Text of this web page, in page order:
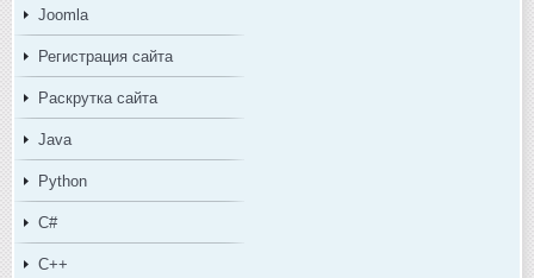
Joomla
Регистрация сайта
Раскрутка сайта
Java
Python
C#
C++